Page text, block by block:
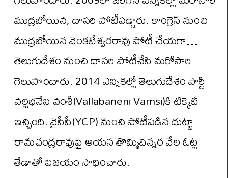
ముద్రబోయిన, దాసరి పోటీపడ్డారు. కాంగ్రెస్ నుంచి
ముద్రబోయిన వెంకటేశ్వరరావు పోటీ చేయగా…
తెలుగుదేశం నుంచి దాసరి పోటీచేసి మరోసారి
గెలుపొందారు. 2014 ఎన్నికల్లో తెలుగుదేశం పార్టీ
వల్లభనేని వంశీ(Vallabaneni Vamsi)కి టిక్కెట్
ఇచ్చింది. వైసీపీ(YCP) నుంచి పోటీపడిన దుట్టా
రామచంద్రరావుపై ఆయన తొమ్మిదిన్నర వేల ఓట్ల
తేడాతో విజయం సాధించారు.